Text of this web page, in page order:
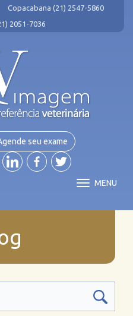
Copacabana (21) 2547-5860
2051-7036
seu exame
MENU